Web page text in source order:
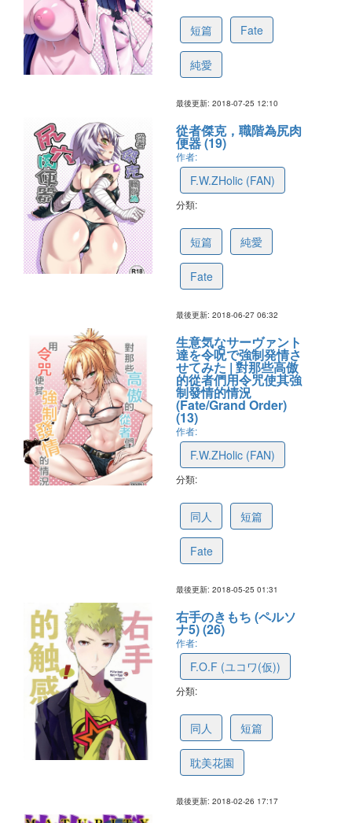
短篇 Fate
純愛
最後更新: 2018-07-25 12:10
從者傑克，職階為尻肉
便器 (19)
作者:
F.W.ZHolic (FAN)
分類:
短篇 純愛
Fate
最後更新: 2018-06-27 06:32
生意気なサーヴァント
達を令呪で強制発情さ
せてみた | 對那些高傲
的從者們用令咒使其強
制發情的情況
(Fate/Grand Order)
(13)
作者:
F.W.ZHolic (FAN)
分類:
同人 短篇
Fate
最後更新: 2018-05-25 01:31
右手のきもち (ペルソ
ナ5) (26)
作者:
F.O.F (ユコワ(仮))
分類:
同人 短篇
耽美花園
最後更新: 2018-02-26 17:17